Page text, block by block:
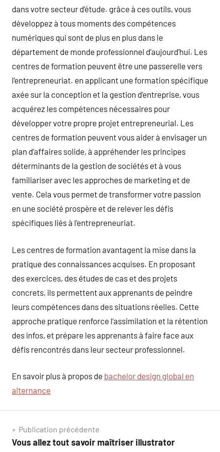
dans votre secteur d’étude. grâce à ces outils, vous
développez à tous moments des compétences
numériques qui sont de plus en plus dans le
département de monde professionnel d’aujourd’hui. Les
centres de formation peuvent être une passerelle vers
l’entrepreneuriat. en applicant une formation spécifique
axée sur la conception et la gestion d’entreprise, vous
acquérez les compétences nécessaires pour
développer votre propre projet entrepreneurial. Les
centres de formation peuvent vous aider à envisager un
plan d’affaires solide, à appréhender les principes
déterminants de la gestion de sociétés et à vous
familiariser avec les approches de marketing et de
vente. Cela vous permet de transformer votre passion
en une société prospère et de relever les défis
spécifiques liés à l’entrepreneuriat.
Les centres de formation avantagent la mise dans la
pratique des connaissances acquises. En proposant
des exercices, des études de cas et des projets
concrets, ils permettent aux apprenants de peindre
leurs compétences dans des situations réelles. Cette
approche pratique renforce l’assimilation et la rétention
des infos, et prépare les apprenants à faire face aux
défis rencontrés dans leur secteur professionnel.
En savoir plus à propos de bachelor design global en
alternance
Navigation
Publication précédente
Vous allez tout savoir maîtriser illustrator